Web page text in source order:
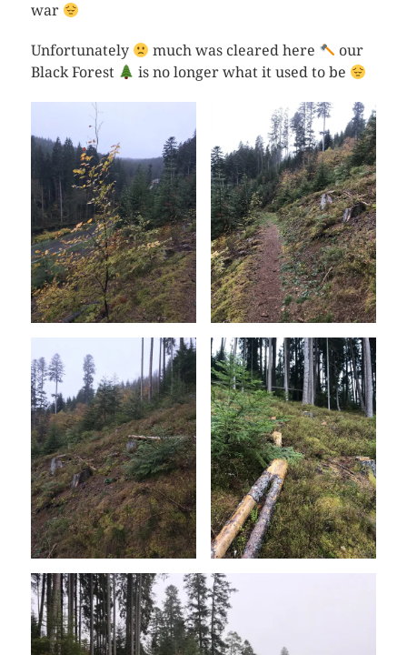
war
Unfortunately much was cleared here
our
Black Forest
is no longer what it used to be